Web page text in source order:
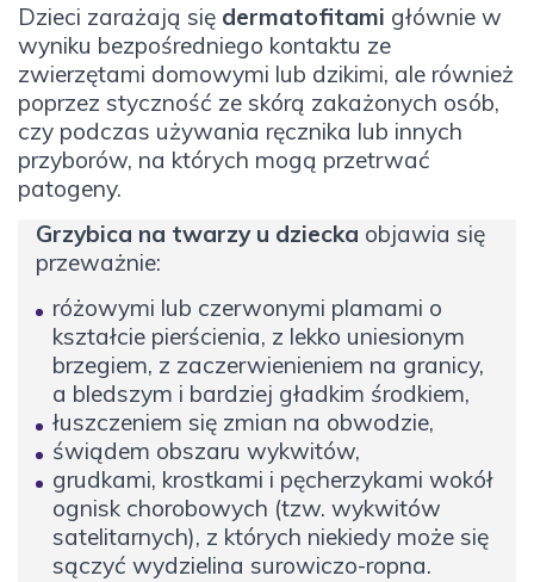
Dzieci zarażają się dermatofitami głównie w
wyniku bezpośredniego kontaktu ze
zwierzętami domowymi lub dzikimi, ale również
poprzez styczność ze skórą zakażonych osób,
czy podczas używania ręcznika lub innych
przyborów, na których mogą przetrwać
patogeny.
Grzybica na twarzy u dziecka objawia się
przeważnie:
różowymi lub czerwonymi plamami o
kształcie pierścienia, z lekko uniesionym
brzegiem, z zaczerwienieniem na granicy,
a bledszym i bardziej gładkim środkiem,
łuszczeniem się zmian na obwodzie,
świądem obszaru wykwitów,
grudkami, krostkami i pęcherzykami wokół
ognisk chorobowych (tzw. wykwitów
satelitarnych), z których niekiedy może się
sączyć wydzielina surowiczo-ropna.